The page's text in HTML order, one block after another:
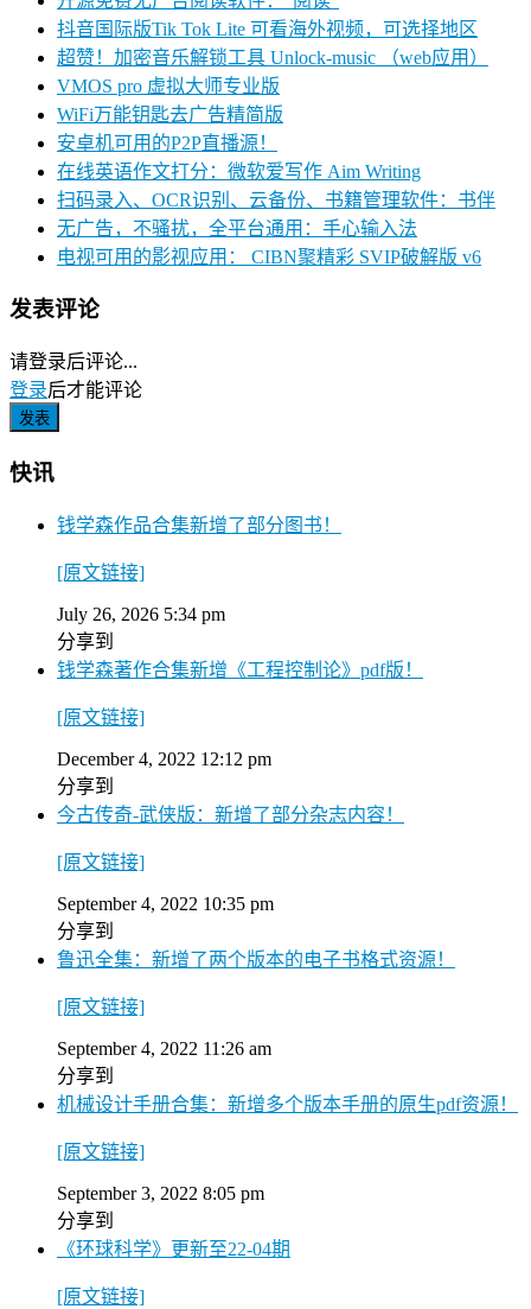
抖音国际版Tik Tok Lite 可看海外视频，可选择地区
超赞！加密音乐解锁工具 Unlock-music （web应用）
VMOS pro 虚拟大师专业版
WiFi万能钥匙去广告精简版
安卓机可用的P2P直播源！
在线英语作文打分：微软爱写作 Aim Writing
扫码录入、OCR识别、云备份、书籍管理软件：书伴
无广告，不骚扰，全平台通用：手心输入法
电视可用的影视应用： CIBN聚精彩 SVIP破解版 v6
发表评论
请登录后评论...
登录后才能评论
快讯
钱学森作品合集新增了部分图书！
[原文链接]
July 26, 2026 5:34 pm
分享到
钱学森著作合集新增《工程控制论》pdf版！
[原文链接]
December 4, 2022 12:12 pm
分享到
今古传奇-武侠版：新增了部分杂志内容！
[原文链接]
September 4, 2022 10:35 pm
分享到
鲁迅全集：新增了两个版本的电子书格式资源！
[原文链接]
September 4, 2022 11:26 am
分享到
机械设计手册合集：新增多个版本手册的原生pdf资源！
[原文链接]
September 3, 2022 8:05 pm
分享到
《环球科学》更新至22-04期
[原文链接]